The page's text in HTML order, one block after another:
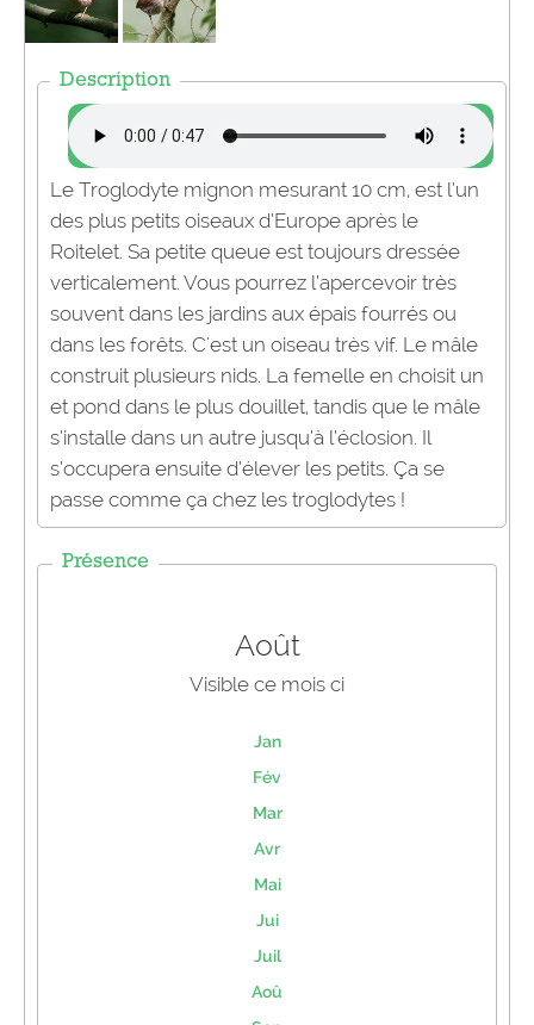
Description
Le Troglodyte mignon mesurant 10 cm, est l’un
des plus petits oiseaux d’Europe après le
Roitelet. Sa petite queue est toujours dressée
verticalement. Vous pourrez l’apercevoir très
souvent dans les jardins aux épais fourrés ou
dans les forêts. C'est un oiseau très vif. Le mâle
construit plusieurs nids. La femelle en choisit un
et pond dans le plus douillet, tandis que le mâle
s’installe dans un autre jusqu’à l’éclosion. Il
s’occupera ensuite d’élever les petits. Ça se
passe comme ça chez les troglodytes !
Présence
Août
Visible ce mois ci
Jan
Fév
Mar
Avr
Mai
Jui
Juil
Aoû